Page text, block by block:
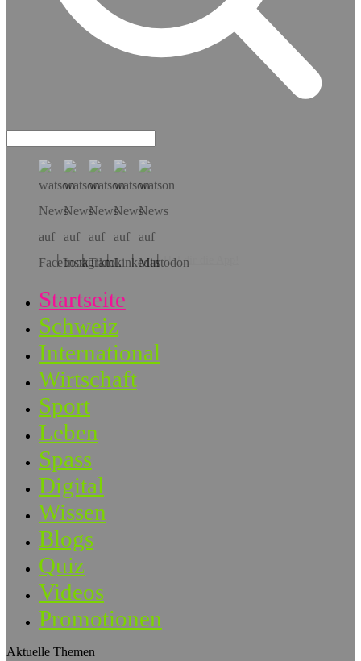
Hol dir die App!
Startseite
Schweiz
International
Wirtschaft
Sport
Leben
Spass
Digital
Wissen
Blogs
Quiz
Videos
Promotionen
Aktuelle Themen